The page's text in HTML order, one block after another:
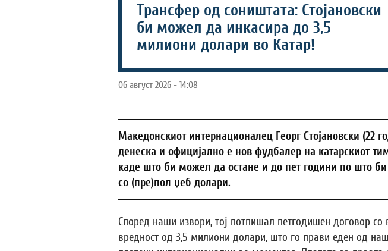
Трансфер од соништата: Стојановски
би можел да инкасира до 3,5
милиони долари во Катар!
06 август 2026 - 14:08
Македонскиот интернационалец Георг Стојановски (22
денеска и официјално е нов фудбалер на катарскиот
каде што би можел да остане и до пет години по што
со (пре)пол џеб долари.
Според наши извори, тој потпишал петгодишен договор со
вредност од 3,5 милиони долари, што го прави еден од